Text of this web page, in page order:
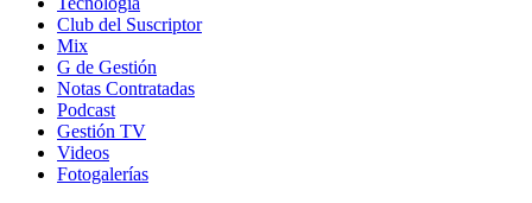
Club del Suscriptor
Mix
G de Gestión
Notas Contratadas
Podcast
Gestión TV
Videos
Fotogalerías